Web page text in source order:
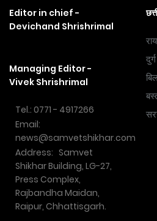
Editor in chief -
Devichand Shrishrimal
Managing Editor -
Vivek Shrishrimal
Tel.: 0771 - 4917266
Email:
news@samvetshikhar.com
Address: Samvet
Shikhar Building, LG-27,
Press Complex,
Rajbandha Maidan,
Raipur, Chhattisgarh.